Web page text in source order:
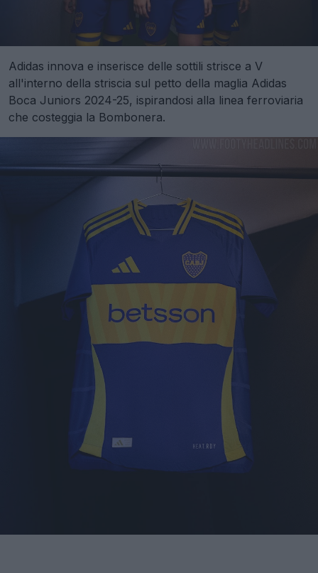
Adidas innova e inserisce delle sottili strisce a V
all'interno della striscia sul petto della maglia Adidas
Boca Juniors 2024-25, ispirandosi alla linea ferroviaria
che costeggia la Bombonera.